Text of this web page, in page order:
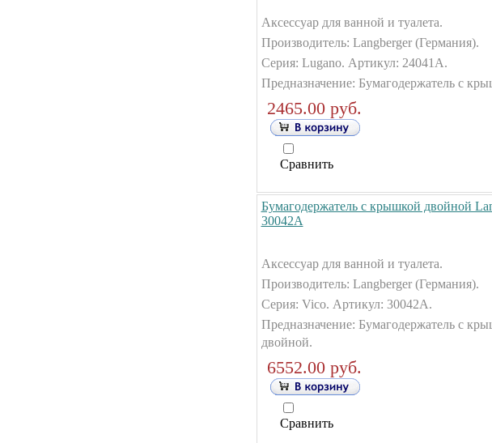
Аксессуар для ванной и туалета.
Производитель: Langberger (Германия).
Серия: Lugano. Артикул: 24041А.
Предназначение: Бумагодержатель с
2465.00 руб.
Сравнить
Бумагодержатель с крышкой двойной
30042А
Аксессуар для ванной и туалета.
Производитель: Langberger (Германия).
Серия: Vico. Артикул: 30042А.
Предназначение: Бумагодержатель с
двойной.
6552.00 руб.
Сравнить